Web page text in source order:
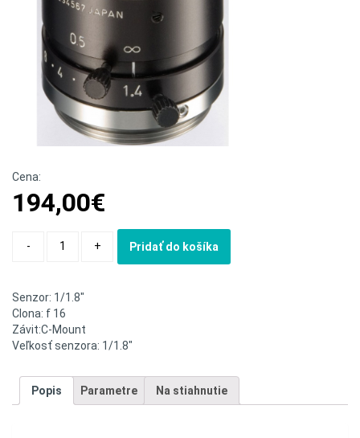
Cena:
194,00€
- + Pridať do košíka
Senzor: 1/1.8″
Clona: f 16
Závit:C-Mount
Veľkosť senzora: 1/1.8″
Popis Parametre Na stiahnutie